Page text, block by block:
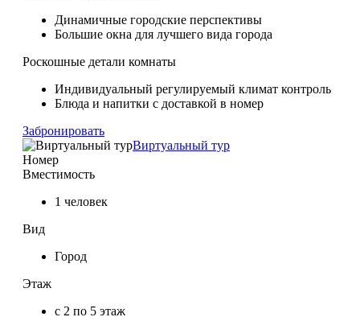
Динамичные городские перспективы
Большие окна для лучшего вида города
Роскошные детали комнаты
Индивидуальный регулируемый климат контроль
Блюда и напитки с доставкой в номер
Забронировать
Виртуальный тур
Номер
Вместимость
1 человек
Вид
Город
Этаж
с 2 по 5 этаж